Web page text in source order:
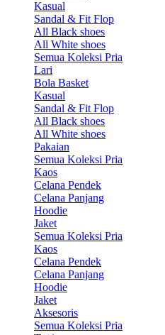
Kasual
Sandal & Fit Flop
All Black shoes
All White shoes
Semua Koleksi Pria
Lari
Bola Basket
Kasual
Sandal & Fit Flop
All Black shoes
All White shoes
Pakaian
Semua Koleksi Pria
Kaos
Celana Pendek
Celana Panjang
Hoodie
Jaket
Semua Koleksi Pria
Kaos
Celana Pendek
Celana Panjang
Hoodie
Jaket
Aksesoris
Semua Koleksi Pria